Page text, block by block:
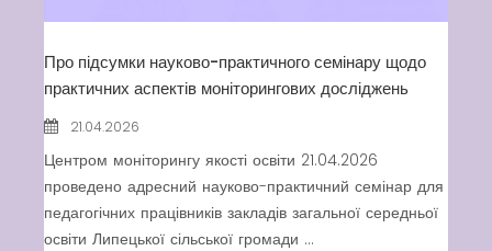
Про підсумки науково-практичного семінару щодо
практичних аспектів моніторингових досліджень
21.04.2026
Центром моніторингу якості освіти 21.04.2026
проведено адресний науково-практичний семінар для
педагогічних працівників закладів загальної середньої
освіти Липецької сільської громади ...